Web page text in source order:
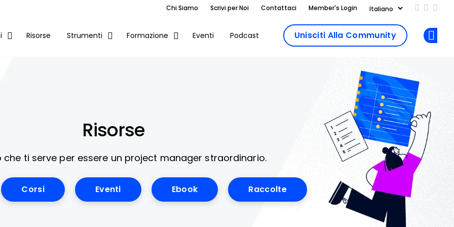
Chi Siamo Scrivi per Noi Contattaci Member's Login Add us
Follow
Risorse Strumenti Formazione Eventi Podcast Unisciti Alla Community
Risorse
che ti serve per essere un project manager straordinario.
Corsi Eventi Ebook Raccolte